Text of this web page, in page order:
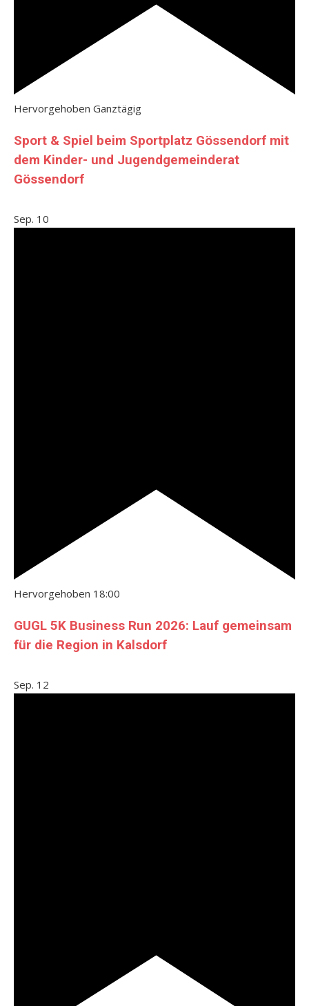
Hervorgehoben Ganztägig
Sport & Spiel beim Sportplatz Gössendorf mit
dem Kinder- und Jugendgemeinderat
Gössendorf
Sep. 10
Hervorgehoben 18:00
GUGL 5K Business Run 2026: Lauf gemeinsam
für die Region in Kalsdorf
Sep. 12